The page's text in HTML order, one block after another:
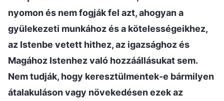
nyomon és nem fogják fel azt, ahogyan a
gyülekezeti munkához és a kötelességeikhez,
az Istenbe vetett hithez, az igazsághoz és
Magához Istenhez való hozzáállásukat sem.
Nem tudják, hogy keresztülmentek-e bármilyen
átalakuláson vagy növekedésen ezek az